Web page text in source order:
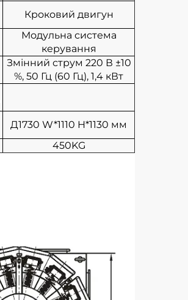
Кроковий двигун
Модульна система
керування
Змінний струм 220 В ±10
%, 50 Гц (60 Гц), 1,4 кВт
Д1730 W*1110 H*1130 мм
450KG